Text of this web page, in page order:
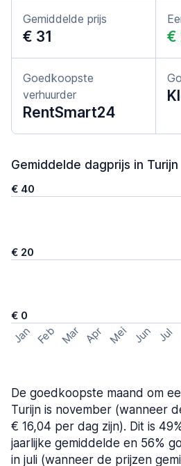
Gemiddelde prijs
€ 31 €
Goedkoopste
verhuurder
RentSmart24
Gemiddelde dagprijs in Turijn
€ 40
€ 20
€ 0
Jan Feb Mar Apr Mei Jun Jul
De goedkoopste maand om
Turijn is november (wanneer
€ 16,04 per dag zijn). Dit is
jaarlijke gemiddelde en 56%
in juli (wanneer de prijzen